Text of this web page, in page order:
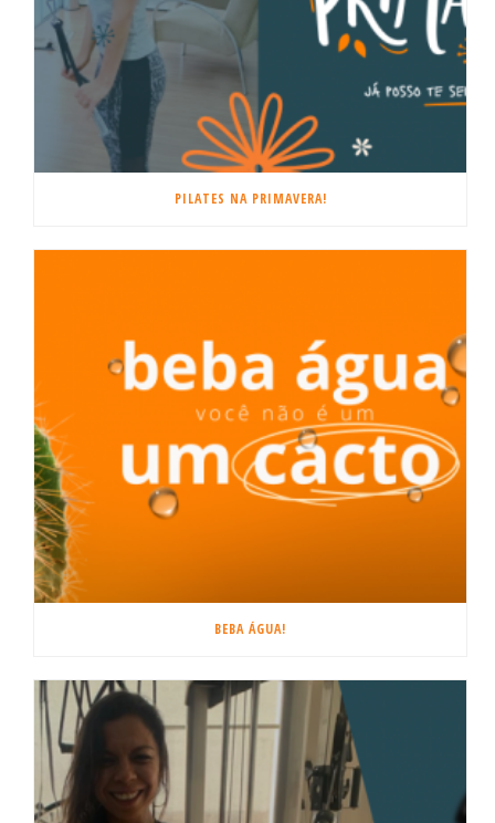
PILATES NA PRIMAVERA!
BEBA ÁGUA!